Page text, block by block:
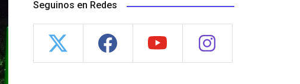
Seguinos en Redes